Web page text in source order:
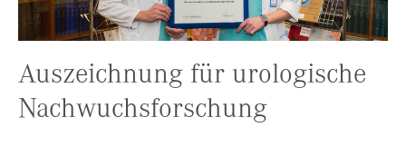
Presse
Auszeichnung für urologische
Nachwuchsforschung